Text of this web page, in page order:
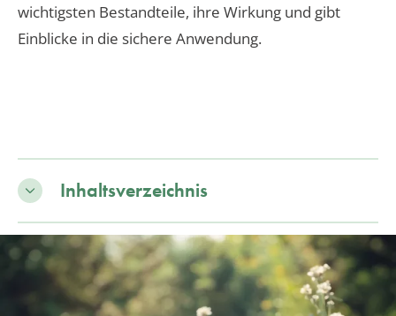
wichtigsten Bestandteile, ihre Wirkung und gibt
Einblicke in die sichere Anwendung.
Inhaltsverzeichnis